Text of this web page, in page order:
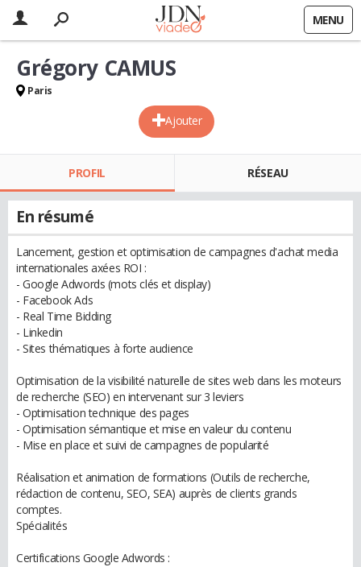
MENU
Ajouter
Grégory CAMUS
Paris
PROFIL RÉSEAU
En résumé
Lancement, gestion et optimisation de campagnes d'achat media
internationales axées ROI :
- Google Adwords (mots clés et display)
- Facebook Ads
- Real Time Bidding
- Linkedin
- Sites thématiques à forte audience
Optimisation de la visibilité naturelle de sites web dans les moteurs
de recherche (SEO) en intervenant sur 3 leviers
- Optimisation technique des pages
- Optimisation sémantique et mise en valeur du contenu
- Mise en place et suivi de campagnes de popularité
Réalisation et animation de formations (Outils de recherche,
rédaction de contenu, SEO, SEA) auprès de clients grands
comptes.
Spécialités
Certifications Google Adwords :